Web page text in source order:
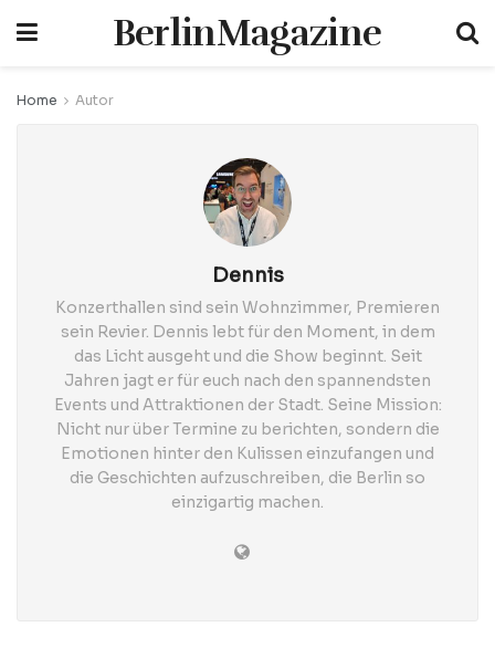
BerlinMagazine
Home Autor
Dennis
Konzerthallen sind sein Wohnzimmer, Premieren
sein Revier. Dennis lebt für den Moment, in dem
das Licht ausgeht und die Show beginnt. Seit
Jahren jagt er für euch nach den spannendsten
Events und Attraktionen der Stadt. Seine Mission:
Nicht nur über Termine zu berichten, sondern die
Emotionen hinter den Kulissen einzufangen und
die Geschichten aufzuschreiben, die Berlin so
einzigartig machen.